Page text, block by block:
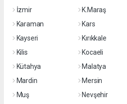
İzmir
K.Maraş
Karaman
Kars
Kayseri
Kırıkkale
Kilis
Kocaeli
Kütahya
Malatya
Mardin
Mersin
Muş
Nevşehir